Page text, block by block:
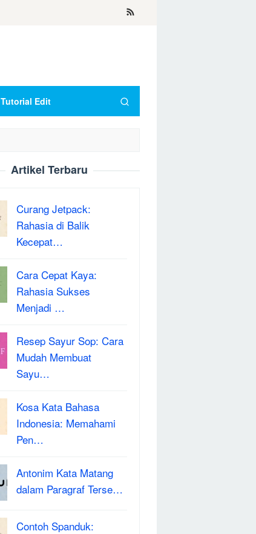
Tutorial Edit
Artikel Terbaru
Curang Jetpack:
Rahasia di Balik
Kecepat…
Cara Cepat Kaya:
Rahasia Sukses
Menjadi …
Resep Sayur Sop: Cara
Mudah Membuat
Sayu…
Kosa Kata Bahasa
Indonesia: Memahami
Pen…
Antonim Kata Matang
dalam Paragraf Terse…
Contoh Spanduk: